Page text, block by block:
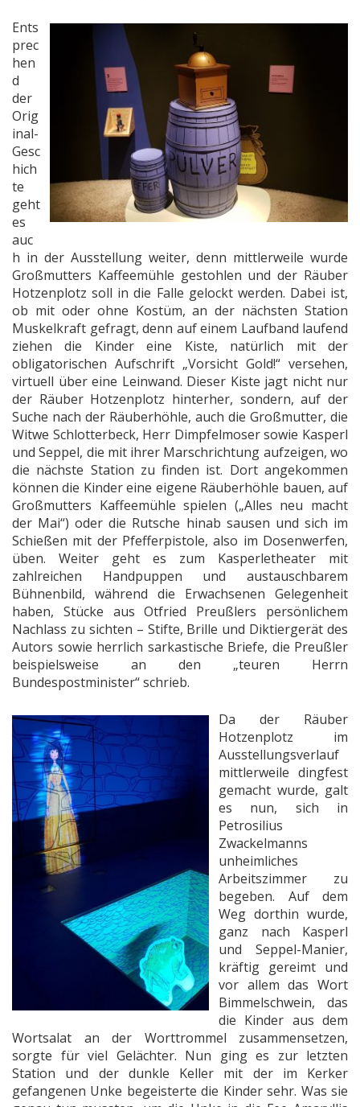
Ents
prec
hen
d
der
Orig
inal-
Gesc
hich
te
geht
es
auc
h in der Ausstellung weiter, denn mittlerweile wurde
Großmutters Kaffeemühle gestohlen und der Räuber
Hotzenplotz soll in die Falle gelockt werden. Dabei ist,
ob mit oder ohne Kostüm, an der nächsten Station
Muskelkraft gefragt, denn auf einem Laufband laufend
ziehen die Kinder eine Kiste, natürlich mit der
obligatorischen Aufschrift „Vorsicht Gold!“ versehen,
virtuell über eine Leinwand. Dieser Kiste jagt nicht nur
der Räuber Hotzenplotz hinterher, sondern, auf der
Suche nach der Räuberhöhle, auch die Großmutter, die
Witwe Schlotterbeck, Herr Dimpfelmoser sowie Kasperl
und Seppel, die mit ihrer Marschrichtung aufzeigen, wo
die nächste Station zu finden ist. Dort angekommen
können die Kinder eine eigene Räuberhöhle bauen, auf
Großmutters Kaffeemühle spielen („Alles neu macht
der Mai“) oder die Rutsche hinab sausen und sich im
Schießen mit der Pfefferpistole, also im Dosenwerfen,
üben. Weiter geht es zum Kasperletheater mit
zahlreichen Handpuppen und austauschbarem
Bühnenbild, während die Erwachsenen Gelegenheit
haben, Stücke aus Otfried Preußlers persönlichem
Nachlass zu sichten – Stifte, Brille und Diktiergerät des
Autors sowie herrlich sarkastische Briefe, die Preußler
beispielsweise an den „teuren Herrn
Bundespostminister“ schrieb.
Da der Räuber
Hotzenplotz im
Ausstellungsverlauf
mittlerweile dingfest
gemacht wurde, galt
es nun, sich in
Petrosilius
Zwackelmanns
unheimliches
Arbeitszimmer zu
begeben. Auf dem
Weg dorthin wurde,
ganz nach Kasperl
und Seppel-Manier,
kräftig gereimt und
vor allem das Wort
Bimmelschwein, das
die Kinder aus dem
Wortsalat an der Worttrommel zusammensetzen,
sorgte für viel Gelächter. Nun ging es zur letzten
Station und der dunkle Keller mit der im Kerker
gefangenen Unke begeisterte die Kinder sehr. Was sie